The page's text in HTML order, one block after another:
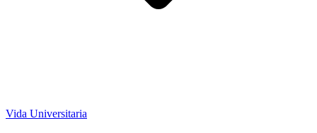
Vida Universitaria